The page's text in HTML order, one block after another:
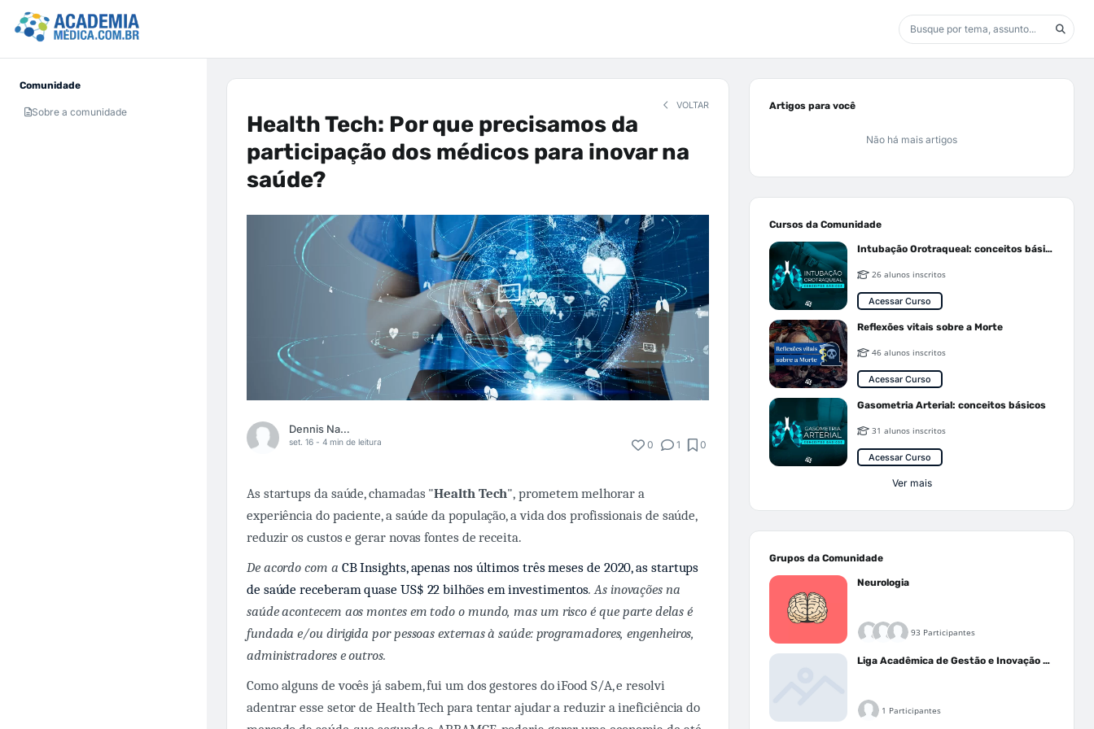
Comunidade
Sobre a comunidade
VOLTAR
Health Tech: Por que precisamos da
participação dos médicos para inovar na
saúde?
Dennis Nakamura
set. 16 - 4 min de leitura 0 1 0
As startups da saúde, chamadas "Health Tech", prometem melhorar a
experiência do paciente, a saúde da população, a vida dos profissionais de saúde,
reduzir os custos e gerar novas fontes de receita.
De acordo com a CB Insights, apenas nos últimos três meses de 2020, as startups
de saúde receberam quase US$ 22 bilhões em investimentos. As inovações na
saúde acontecem aos montes em todo o mundo, mas um risco é que parte delas é
fundada e/ou dirigida por pessoas externas à saúde: programadores, engenheiros,
administradores e outros.
Como alguns de vocês já sabem, fui um dos gestores do iFood S/A, e resolvi
adentrar esse setor de Health Tech para tentar ajudar a reduzir a ineficiência do
Artigos para você
Não há mais artigos
Cursos da Comunidade
Intubação Orotraqueal: conceitos básicos
26 alunos inscritos
Acessar Curso
Reflexões vitais sobre a Morte
46 alunos inscritos
Acessar Curso
Gasometria Arterial: conceitos básicos
31 alunos inscritos
Acessar Curso
Ver mais
Grupos da Comunidade
Neurologia
93 Participantes
Liga Acadêmica de Gestão e Inovação Médica - LAGIM
1 Participantes